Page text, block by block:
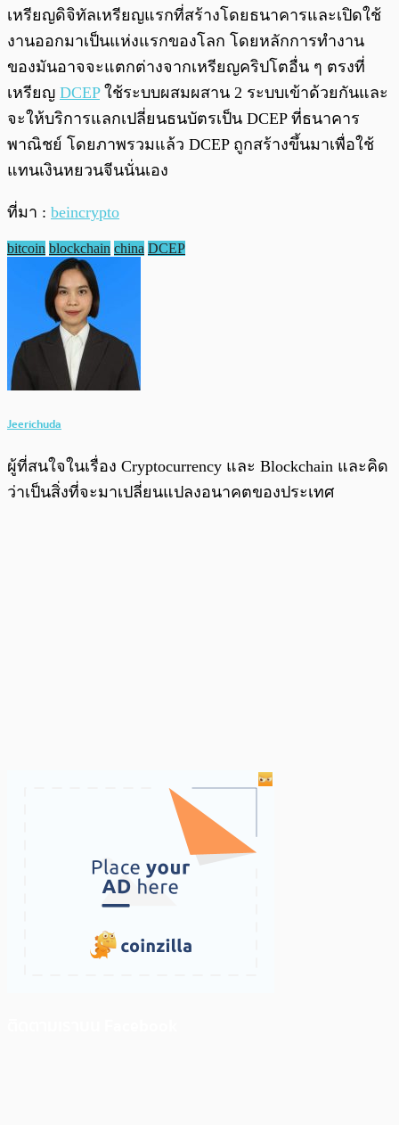
เหรียญดิจิทัลเหรียญแรกที่สร้างโดยธนาคารและเปิดใช้
งานออกมาเป็นแห่งแรกของโลก โดยหลักการทำงาน
ของมันอาจจะแตกต่างจากเหรียญคริปโตอื่น ๆ ตรงที่
เหรียญ DCEPใช้ระบบผสมผสาน 2 ระบบเข้าด้วยกันและ
จะให้บริการแลกเปลี่ยนธนบัตรเป็น DCEP ที่ธนาคาร
พาณิชย์ โดยภาพรวมแล้ว DCEP ถูกสร้างขึ้นมาเพื่อใช้
แทนเงินหยวนจีนนั่นเอง
ที่มา : beincrypto
bitcoin blockchain china DCEP
Jeerichuda
ผู้ที่สนใจในเรื่อง Cryptocurrency และ Blockchain และคิด
ว่าเป็นสิ่งที่จะมาเปลี่ยนแปลงอนาคตของประเทศ